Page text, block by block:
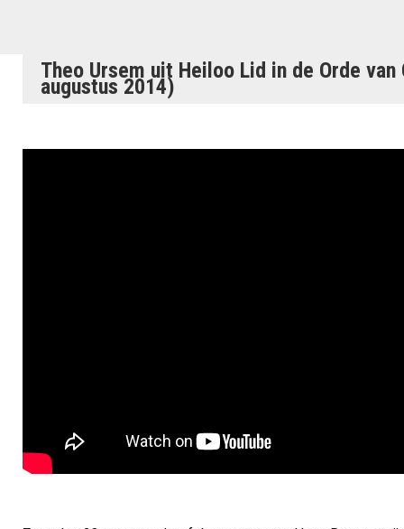
Theo Ursem uit Heiloo Lid in de Orde van
augustus 2014)